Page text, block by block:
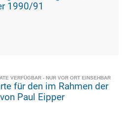
1990/91
VERFÜGBAR - NUR VOR ORT EINSEHBAR
Paul Eipper